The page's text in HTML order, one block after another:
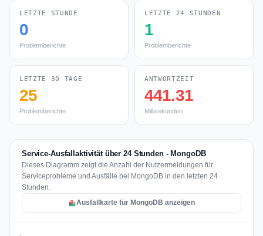
LETZTE STUNDE
0
Problemberichte
LETZTE 24 STUNDEN
1
Problemberichte
LETZTE 30 TAGE
25
Problemberichte
ANTWORTZEIT
441.31
Millisekunden
Service-Ausfallaktivität über 24 Stunden - MongoDB
Dieses Diagramm zeigt die Anzahl der Nutzermeldungen für
Serviceprobleme und Ausfälle bei MongoDB in den letzten 24
Stunden.
Ausfallkarte für MongoDB anzeigen